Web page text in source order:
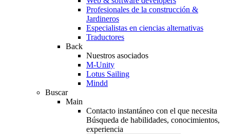
Profesionales de la construcción &
Jardineros
Especialistas en ciencias alternativas
Traductores
Back
Nuestros asociados
M-Unity
Lotus Sailing
Mindd
Buscar
Main
Contacto instantáneo con el que necesita
Búsqueda de habilidades, conocimientos,
experiencia